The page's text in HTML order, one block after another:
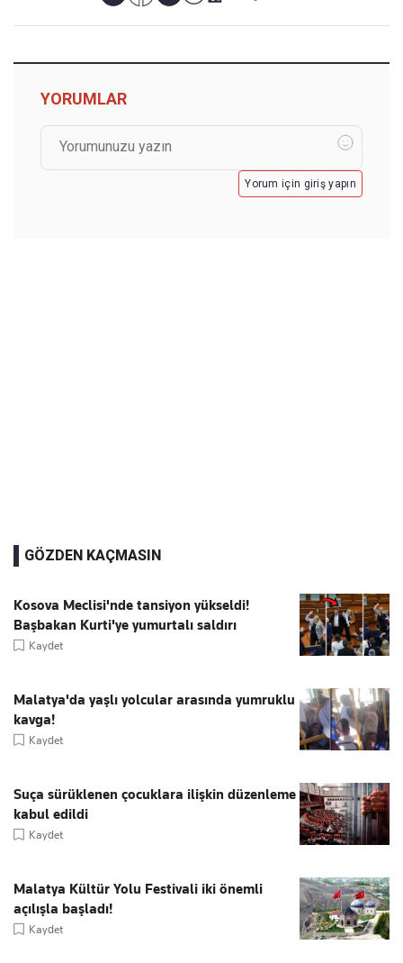
YORUMLAR
Yorum için giriş yapın
GÖZDEN KAÇMASIN
Kosova Meclisi'nde tansiyon yükseldi!
Başbakan Kurti'ye yumurtalı saldırı
Kaydet
Malatya'da yaşlı yolcular arasında yumruklu
kavga!
Kaydet
Suça sürüklenen çocuklara ilişkin düzenleme
kabul edildi
Kaydet
Malatya Kültür Yolu Festivali iki önemli
açılışla başladı!
Kaydet